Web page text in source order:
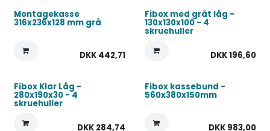
Montagekasse
316x236x128 mm grå
DKK 442,71
Fibox med gråt låg -
130x130x100 - 4
skruehuller
DKK196,60
Fibox Klar Låg -
280x190x30 - 4
skruehuller
DKK 284,74
Fibox kassebund -
560x380x150mm
DKK 983,00